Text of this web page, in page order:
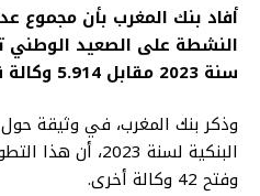
أفاد بنك المغرب بأن مجموع
سنة 2023 مقابل 5.914 وكالة قبل سنة.
وذكر بنك المغرب، في وثيقة
وفتح 42 وكالة أخرى.